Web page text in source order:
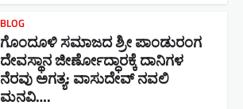
BLOG
ಗೊಂದೂಳಿ ಸಮಾಜದ ಶ್ರೀ ಪಾಂಡುರಂಗ
ದೇವಸ್ಥಾನ ಜೀರ್ಣೋದ್ಧಾರಕ್ಕೆ ದಾನಿಗಳ
ನೆರವು ಅಗತ್ಯ: ವಾಸುದೇವ್ ನವಲಿ
ಮನವಿ​….